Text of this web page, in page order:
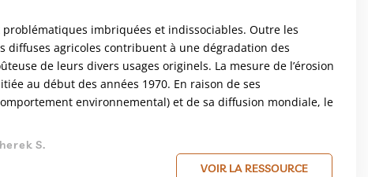
problématiques imbriquées et indissociables. Outre les
agricoles contribuent à une dégradation des
de leurs divers usages originels. La mesure de l’érosion
au début des années 1970. En raison de ses
environnemental) et de sa diffusion mondiale, le
S.
VOIR LA RESSOURCE